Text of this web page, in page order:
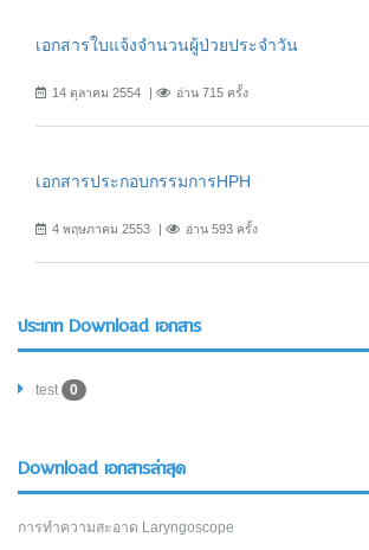
เอกสารใบแจ้งจำนวนผู้ป่วยประจำวัน
14 ตุลาคม 2554 อ่าน 715 ครั้ง
เอกสารประกอบกรรมการHPH
4 พฤษภาคม 2553 อ่าน 593 ครั้ง
ประเภท Download เอกสาร
test 0
Download เอกสารล่าสุด
การทำความสะอาด Laryngoscope